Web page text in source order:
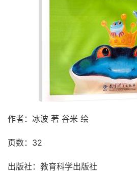
作者：冰波 著 谷米 绘
页数：32
出版社：教育科学出版社